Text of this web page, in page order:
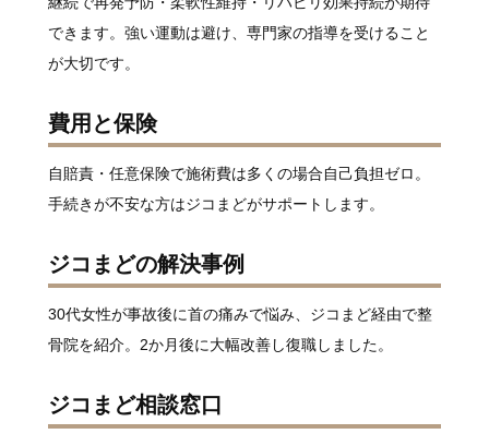
できます。強い運動は避け、専門家の指導を受けること
が大切です。
費用と保険
自賠責・任意保険で施術費は多くの場合自己負担ゼロ。
手続きが不安な方はジコまどがサポートします。
ジコまどの解決事例
30代女性が事故後に首の痛みで悩み、ジコまど経由で整
骨院を紹介。2か月後に大幅改善し復職しました。
ジコまど相談窓口